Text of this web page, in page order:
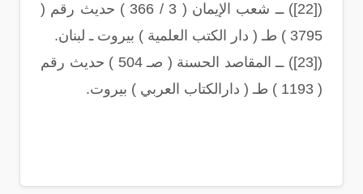
([22]) ــ شعب الإيمان ( 3 / 366 ) حديث رقم (
3795 ) طـ ( دار الكتب العلمية ) بيروت ـ لبنان.
([23]) ــ المقاصد الحسنة ( صـ 504 ) حديث رقم
( 1193 ) طـ ( دارالكتاب العربي ) بيروت.